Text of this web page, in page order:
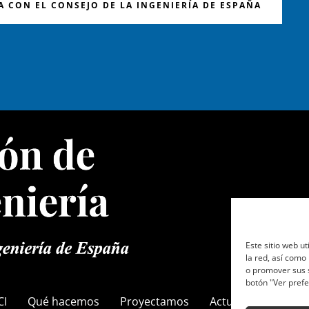
Este sitio web
la red, así
o promover sus
botón "Ver
CON EL CONSEJO DE LA INGENIERÍA DE ESPAÑA
Qué hacemos Proyectamos Actualidad